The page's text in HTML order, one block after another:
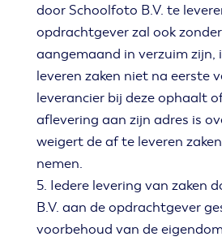
door Schoolfoto B.V. te
opdrachtgever zal ook
aangemaand in verzuim zijn,
leveren zaken niet na eerste
leverancier bij deze ophaalt
aflevering aan zijn adres is
weigert de af te leveren
nemen.
5. Iedere levering van zaken
B.V. aan de opdrachtgever
voorbehoud van de